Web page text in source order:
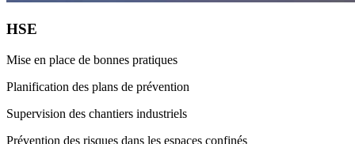
HSE
Mise en place de bonnes pratiques
Planification des plans de prévention
Supervision des chantiers industriels
Prévention des risques dans les espaces confinés